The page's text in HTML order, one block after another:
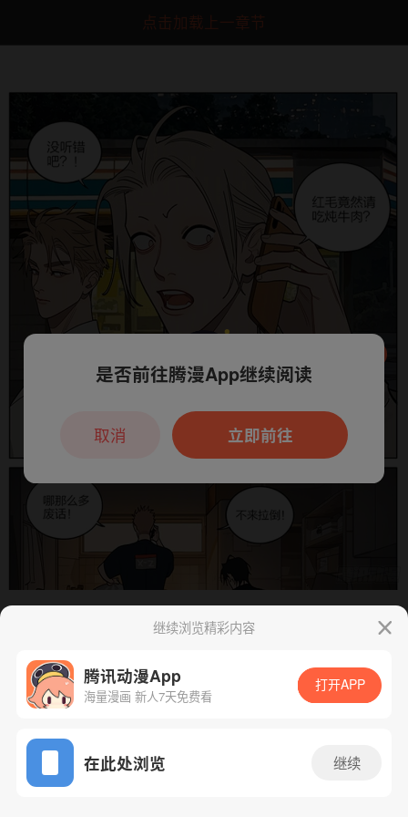
点击加载上一章节
App免费看
腾漫App免费看
继续浏览精彩内容
腾讯动漫App
海量漫画 新人7天免费看
打开APP
在此处浏览 继续
本章节仅支持App阅读，可打开App新用
户7天免费看
是否前往腾漫App继续阅读
立即前往
取消